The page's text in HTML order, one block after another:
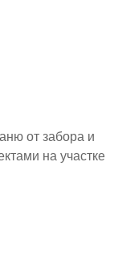
от забора и
на участке